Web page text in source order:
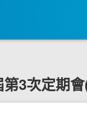
3次定期